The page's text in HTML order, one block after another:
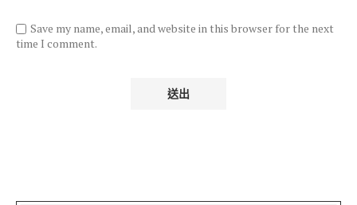
Save my name, email, and website in this browser for the next
time I comment.